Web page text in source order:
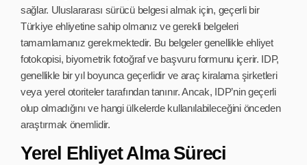
sağlar. Uluslararası sürücü belgesi almak için, geçerli bir
Türkiye ehliyetine sahip olmanız ve gerekli belgeleri
tamamlamanız gerekmektedir. Bu belgeler genellikle ehliyet
fotokopisi, biyometrik fotoğraf ve başvuru formunu içerir. IDP,
genellikle bir yıl boyunca geçerlidir ve araç kiralama şirketleri
veya yerel otoriteler tarafından tanınır. Ancak, IDP’nin geçerli
olup olmadığını ve hangi ülkelerde kullanılabileceğini önceden
araştırmak önemlidir.
Yerel Ehliyet Alma Süreci